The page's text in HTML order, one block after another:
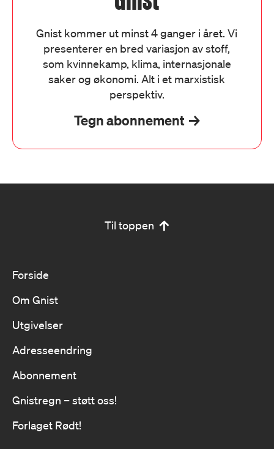
Gnist kommer ut minst 4 ganger i året. Vi
presenterer en bred variasjon av stoff,
som kvinnekamp, klima, internasjonale
saker og økonomi. Alt i et marxistisk
perspektiv.
Tegn abonnement
Til toppen
Forside
Om Gnist
Utgivelser
Adresseendring
Abonnement
Gnistregn – støtt oss!
Forlaget Rødt!